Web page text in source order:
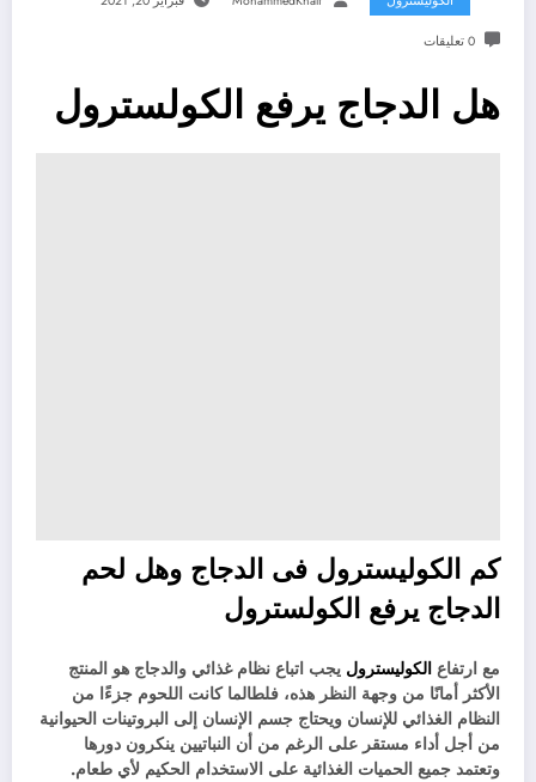
0 تعليقات
هل الدجاج يرفع الكولسترول
كم الكوليسترول فى الدجاج وهل لحم
الدجاج يرفع الكولسترول
مع ارتفاع الكوليسترول يجب اتباع نظام غذائي والدجاج هو المنتج
الأكثر أمانًا من وجهة النظر هذه، فلطالما كانت اللحوم جزءًا من
النظام الغذائي للإنسان ويحتاج جسم الإنسان إلى البروتينات الحيوانية
من أجل أداء مستقر على الرغم من أن النباتيين ينكرون دورها
وتعتمد جميع الحميات الغذائية على الاستخدام الحكيم لأي طعام.